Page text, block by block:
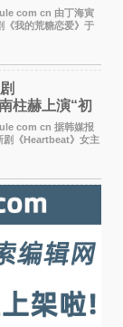
cn 由丁海寅
我的荒糖恋爱》于
开播倒计时。 海
气息的九津麦芽村
柱赫上演“初
cn 据韩媒报
剧《Heartbeat》女主
度关注。 韩素希
人洪莎朗一角，因